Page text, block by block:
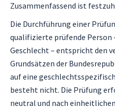
Zusammenfassend ist
Die Durchführung einer
qualifizierte prüfende Person
Geschlecht – entspricht den
Grundsätzen der
auf eine
besteht nicht. Die Prüfung
neutral und nach